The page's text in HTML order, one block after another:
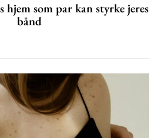
hjem som par kan styrke jeres
bånd